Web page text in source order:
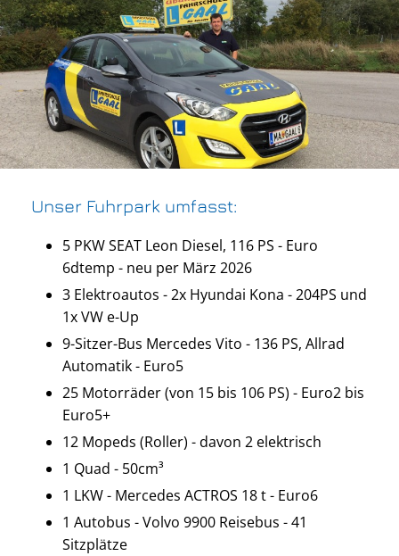
Unser Fuhrpark umfasst:
5 PKW SEAT Leon Diesel, 116 PS - Euro
6dtemp - neu per März 2026
3 Elektroautos - 2x Hyundai Kona - 204PS und
1x VW e-Up
9-Sitzer-Bus Mercedes Vito - 136 PS, Allrad
Automatik - Euro5
25 Motorräder (von 15 bis 106 PS) - Euro2 bis
Euro5+
12 Mopeds (Roller) - davon 2 elektrisch
1 Quad - 50cm³
1 LKW - Mercedes ACTROS 18 t - Euro6
1 Autobus - Volvo 9900 Reisebus - 41
Sitzplätze